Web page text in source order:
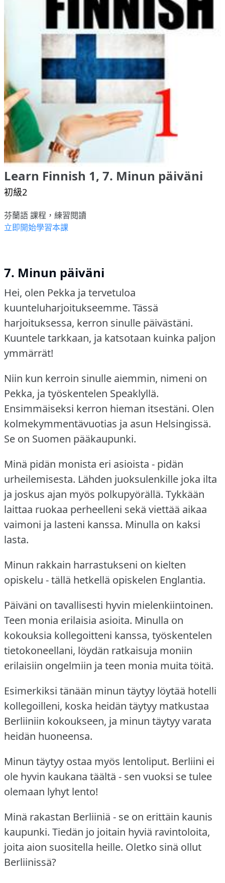
Learn Finnish 1, 7. Minun päiväni
初級2
芬蘭語 課程，練習閱讀
立即開始學習本課
7. Minun päiväni
Hei, olen Pekka ja tervetuloa
kuunteluharjoitukseemme. Tässä
harjoituksessa, kerron sinulle päivästäni.
Kuuntele tarkkaan, ja katsotaan kuinka paljon
ymmärrät!
Niin kun kerroin sinulle aiemmin, nimeni on
Pekka, ja työskentelen Speaklyllä.
Ensimmäiseksi kerron hieman itsestäni. Olen
kolmekymmentävuotias ja asun Helsingissä.
Se on Suomen pääkaupunki.
Minä pidän monista eri asioista - pidän
urheilemisesta. Lähden juoksulenkille joka ilta
ja joskus ajan myös polkupyörällä. Tykkään
laittaa ruokaa perheelleni sekä viettää aikaa
vaimoni ja lasteni kanssa. Minulla on kaksi
lasta.
Minun rakkain harrastukseni on kielten
opiskelu - tällä hetkellä opiskelen Englantia.
Päiväni on tavallisesti hyvin mielenkiintoinen.
Teen monia erilaisia asioita. Minulla on
kokouksia kollegoitteni kanssa, työskentelen
tietokoneellani, löydän ratkaisuja moniin
erilaisiin ongelmiin ja teen monia muita töitä.
Esimerkiksi tänään minun täytyy löytää hotelli
kollegoilleni, koska heidän täytyy matkustaa
Berliiniin kokoukseen, ja minun täytyy varata
heidän huoneensa.
Minun täytyy ostaa myös lentoliput. Berliini ei
ole hyvin kaukana täältä - sen vuoksi se tulee
olemaan lyhyt lento!
Minä rakastan Berliiniä - se on erittäin kaunis
kaupunki. Tiedän jo joitain hyviä ravintoloita,
joita aion suositella heille. Oletko sinä ollut
Berliinissä?